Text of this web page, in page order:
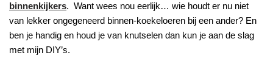
binnenkijkers. Want wees nou eerlijk… wie houdt er nu niet
van lekker ongegeneerd binnen-koekeloeren bij een ander? En
ben je handig en houd je van knutselen dan kun je aan de slag
met mijn DIY’s.